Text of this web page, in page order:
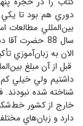
دوري هم بود تا يكي
بين‌المللي مطالعات
سال 88 حضرت
الان به زبان‌آموزي
قبل از آن مبلغ
داشتيم ولي خيلي
شناخته شده نبودند.
خارج از كشور
دارد و زبان‌هاي